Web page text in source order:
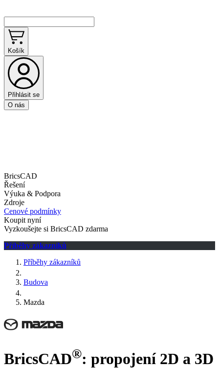
Košík
Přihlásit se
O nás
BricsCAD
Řešení
Výuka & Podpora
Zdroje
Cenové podmínky
Koupit nyní
Vyzkoušejte si BricsCAD zdarma
Příběhy zákazníků
Příběhy zákazníků
Budova
Mazda
BricsCAD®: propojení 2D a 3D